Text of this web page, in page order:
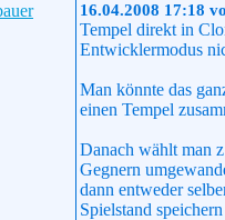
16.04.2008 17:18
Tempel direkt in
Entwicklermodus
Man könnte das
einen Tempel
Danach wählt man
Gegnern
dann entweder
Spielstand